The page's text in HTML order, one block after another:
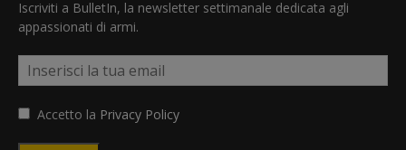
Iscriviti a BulletIn, la newsletter settimanale dedicata agli
appassionati di armi.
Accetto la Privacy Policy